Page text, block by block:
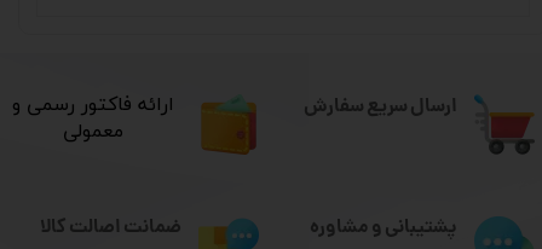
ارسال سریع سفارش
​ارائه فاکتور رسمی و
معمولی
پشتیبانی و مشاوره ضمانت اصالت کالا